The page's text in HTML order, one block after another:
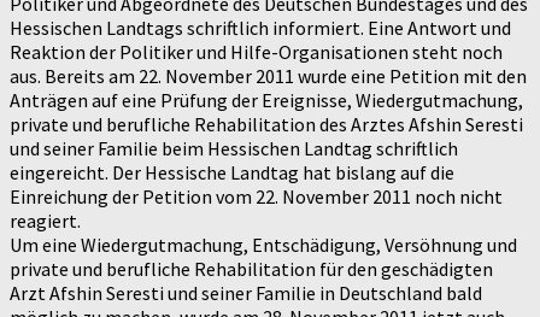
Hessischen Landtags schriftlich informiert. Eine Antwort und
Reaktion der Politiker und Hilfe-Organisationen steht noch
aus. Bereits am 22. November 2011 wurde eine Petition mit den
Anträgen auf eine Prüfung der Ereignisse, Wiedergutmachung,
private und berufliche Rehabilitation des Arztes Afshin Seresti
und seiner Familie beim Hessischen Landtag schriftlich
eingereicht. Der Hessische Landtag hat bislang auf die
Einreichung der Petition vom 22. November 2011 noch nicht
reagiert.
Um eine Wiedergutmachung, Entschädigung, Versöhnung und
private und berufliche Rehabilitation für den geschädigten
Arzt Afshin Seresti und seiner Familie in Deutschland bald